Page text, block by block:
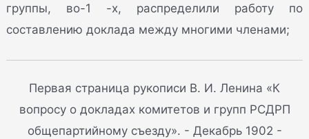
группы, во-1 -х, распределили работу по
составлению доклада между многими членами;
Первая страница рукописи В. И. Ленина «К
вопросу о докладах комитетов и групп РСДРП
общепартийному съезду». - Декабрь 1902 -